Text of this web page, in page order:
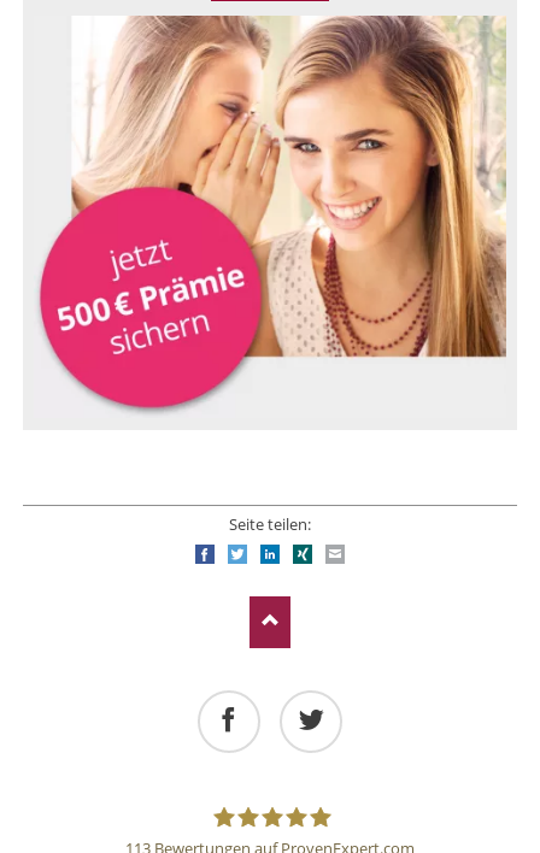
Seite teilen:
FacebookTwitterLinkedIn
Xing
113 Bewertungen auf ProvenExpert.com